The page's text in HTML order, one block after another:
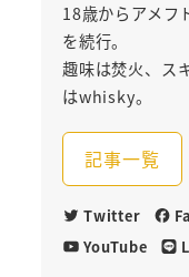
18歳からアメフ
を続行。
趣味は焚火、ス
はwhisky。
記事一覧
Twitter
YouTube